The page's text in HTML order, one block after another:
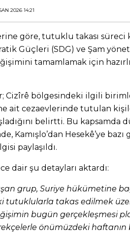
2026 14:21
göre, tutuklu takası süreci
Güçleri (SDG) ve Şam
tamamlamak için
Cizîrê bölgesindeki ilgili
ait cezaevlerinde tutulan
belirtti. Bu kapsamda
Kamışlo’dan Hesekê’ye bazı
paylaşıldı.
dair şu detayları aktardı:
grup, Suriye hükümetine
tutuklularla takas edilmek
bugün gerçekleşmesi
önümüzdeki haftanın